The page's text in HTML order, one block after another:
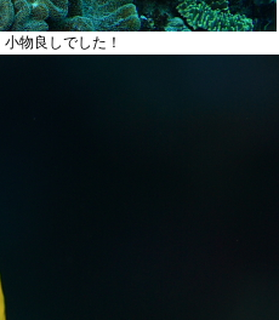
物良しでした！